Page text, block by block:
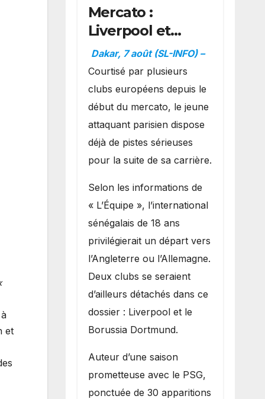
et
Mercato :
Liverpool et
Dortmund se
positionnent en
favoris pour
recruter Ibrahim
Mbaye
Dakar, 7 août (SL-INFO) –
Courtisé par plusieurs
clubs européens depuis le
début du mercato, le jeune
attaquant parisien dispose
déjà de pistes sérieuses
pour la suite de sa carrière.
Selon les informations de
« L’Équipe », l’international
sénégalais de 18 ans
privilégierait un départ vers
l’Angleterre ou l’Allemagne.
Deux clubs se seraient
d’ailleurs détachés dans ce
dossier : Liverpool et le
Borussia Dortmund.
Auteur d’une saison
prometteuse avec le PSG,
ponctuée de 30 apparitions